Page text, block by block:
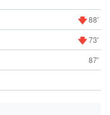
88'
73'
87'